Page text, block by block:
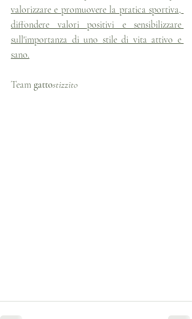
valorizzare e promuovere la pratica sportiva,
diffondere valori positivi e sensibilizzare
sull'importanza di uno stile di vita attivo e
sano.
Team gattostizzito